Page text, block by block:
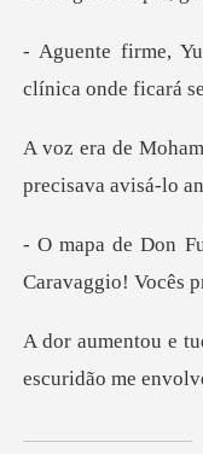
precisava avis
Carav
escu